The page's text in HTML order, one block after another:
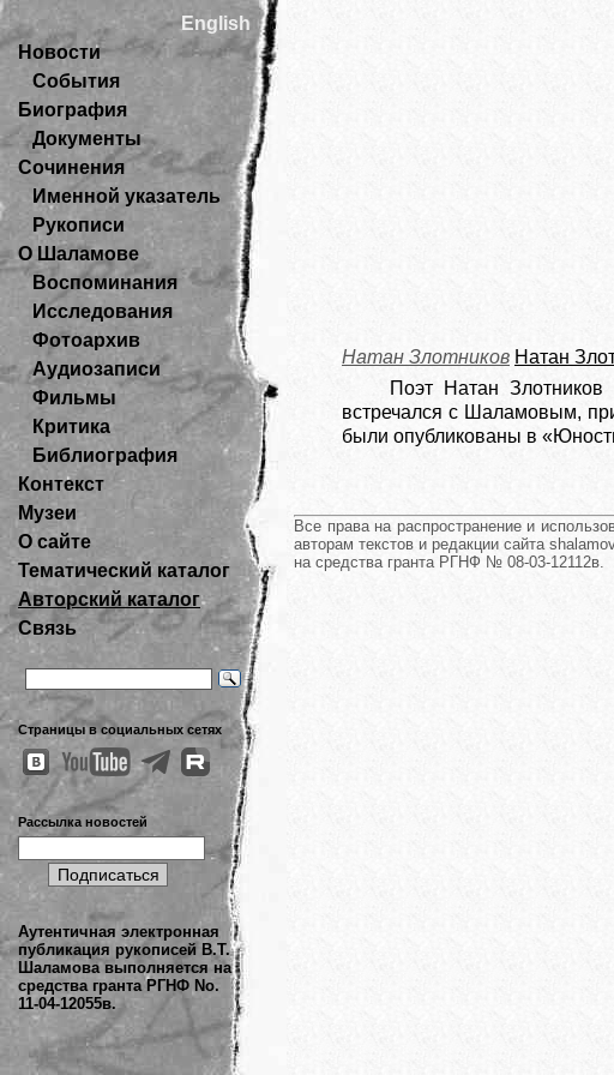
English
Новости
События
Биография
Документы
Сочинения
Именной указатель
Рукописи
О Шаламове
Воспоминания
Исследования
Фотоархив
Аудиозаписи
Фильмы
Критика
Библиография
Контекст
Музеи
О сайте
Тематический каталог
Авторский каталог
Связь
Страницы в социальных сетях
Рассылка новостей
Аутентичная электронная
публикация рукописей В.Т.
Шаламова выполняется на
средства гранта РГНФ No.
11-04-12055в.
Натан Злотников Натан
Поэт Натан
встречался с Шаламовым,
были опубликованы в
Все права на распространение и
авторам текстов и редакции сайта
на средства гранта РГНФ № 08-03-12112в.